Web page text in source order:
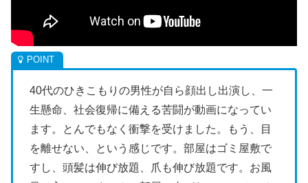
40代のひきこもりの男性が自ら顔出し出演し、一
生懸命、社会復帰に備える苦闘が動画になってい
ます。とんでもなく衝撃を受けました。もう、目
を離せない、という感じです。部屋はゴミ屋敷で
すし、頭髪は伸び放題、爪も伸び放題です。お風